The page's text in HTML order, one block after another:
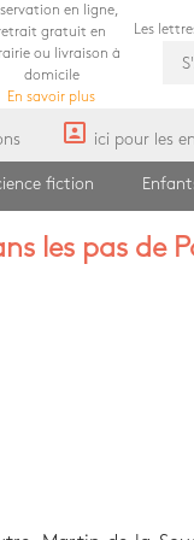
en ligne,
gratuit en
ou livraison à
domicile
En savoir plus
Les
portrait ici pour les
fiction
les pas de